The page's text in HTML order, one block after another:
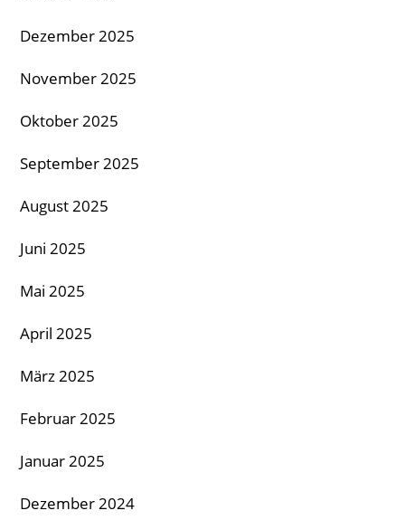
Dezember 2025
November 2025
Oktober 2025
September 2025
August 2025
Juni 2025
Mai 2025
April 2025
März 2025
Februar 2025
Januar 2025
Dezember 2024